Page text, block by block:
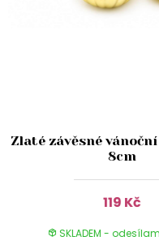
Zlaté závěsné
8cm
119 Kč
SKLADEM -